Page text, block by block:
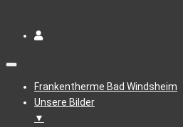
Frankentherme Bad Windsheim
Unsere Bilder
▼